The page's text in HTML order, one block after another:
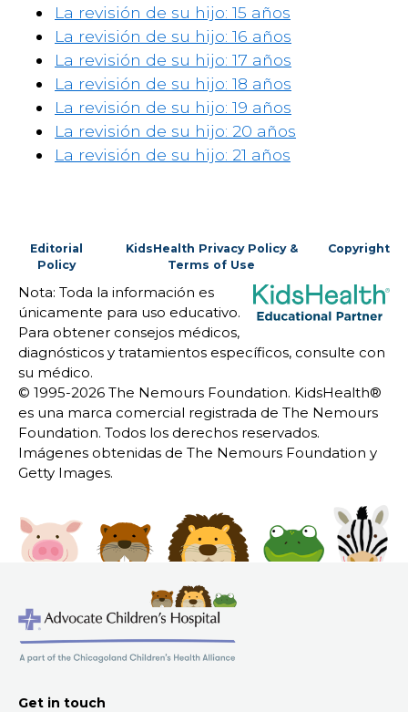
La revisión de su hijo: 15 años
La revisión de su hijo: 16 años
La revisión de su hijo: 17 años
La revisión de su hijo: 18 años
La revisión de su hijo: 19 años
La revisión de su hijo: 20 años
La revisión de su hijo: 21 años
Editorial
Policy
KidsHealth Privacy Policy &
Terms of Use
Copyright
Nota: Toda la información es
únicamente para uso educativo.
Para obtener consejos médicos,
diagnósticos y tratamientos específicos, consulte con
su médico.
© 1995-2026 The Nemours Foundation. KidsHealth®
es una marca comercial registrada de The Nemours
Foundation. Todos los derechos reservados.
Imágenes obtenidas de The Nemours Foundation y
Getty Images.
Get in touch